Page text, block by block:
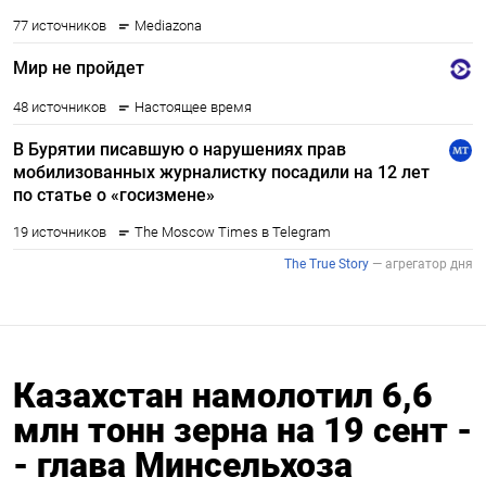
Казахстан намолотил 6,6
млн тонн зерна на 19 сент -
- глава Минсельхоза